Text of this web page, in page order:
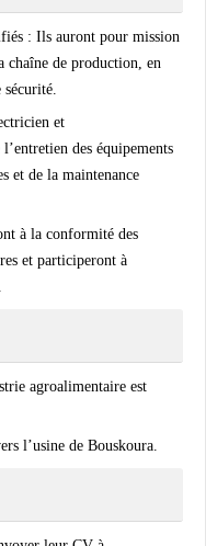
: Ils auront pour mission
chaîne de production, en
et
l’entretien des équipements
et de la maintenance
à la conformité des
et participeront à
agroalimentaire est
l’usine de Bouskoura.